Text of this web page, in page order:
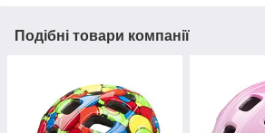
Подібні товари компанії